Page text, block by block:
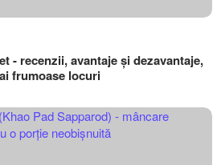
- recenzii, avantaje și dezavantaje,
frumoase locuri